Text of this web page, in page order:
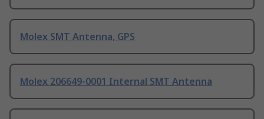
Molex SMT Antenna, GPS
Molex 206649-0001 Internal SMT Antenna